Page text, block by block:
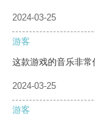
2024-03-25
游客
这款游戏的音乐非常
2024-03-25
游客